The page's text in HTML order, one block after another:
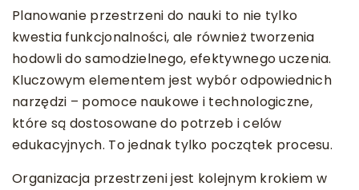
Planowanie przestrzeni do nauki to nie tylko
kwestia funkcjonalności, ale również tworzenia
hodowli do samodzielnego, efektywnego uczenia.
Kluczowym elementem jest wybór odpowiednich
narzędzi – pomoce naukowe i technologiczne,
które są dostosowane do potrzeb i celów
edukacyjnych. To jednak tylko początek procesu.
Organizacja przestrzeni jest kolejnym krokiem w